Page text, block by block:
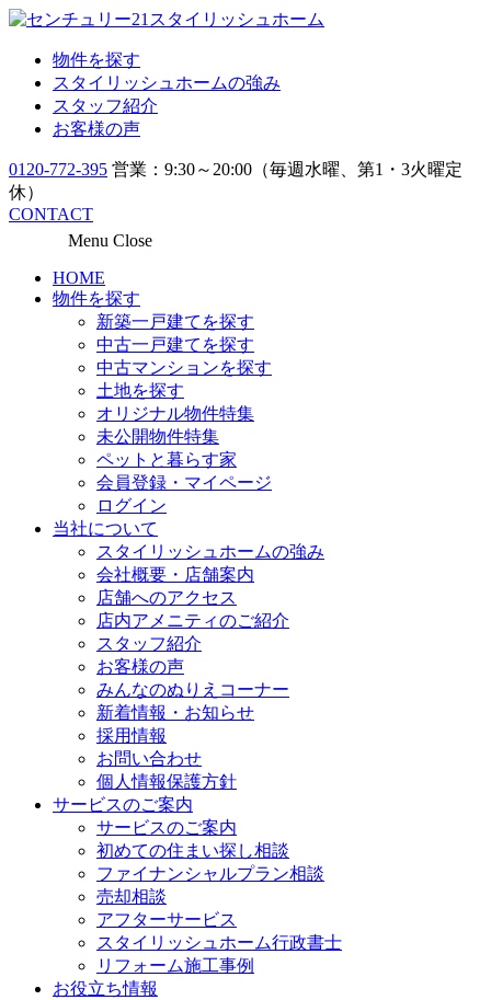
物件を探す
スタイリッシュホームの強み
スタッフ紹介
お客様の声
0120-772-395 営業：9:30～20:00（毎週水曜、第1・3火曜定
休）
CONTACT
Menu Close
HOME
物件を探す
新築一戸建てを探す
中古一戸建てを探す
中古マンションを探す
土地を探す
オリジナル物件特集
未公開物件特集
ペットと暮らす家
会員登録・マイページ
ログイン
当社について
スタイリッシュホームの強み
会社概要・店舗案内
店舗へのアクセス
店内アメニティのご紹介
スタッフ紹介
お客様の声
みんなのぬりえコーナー
新着情報・お知らせ
採用情報
お問い合わせ
個人情報保護方針
サービスのご案内
サービスのご案内
初めての住まい探し相談
ファイナンシャルプラン相談
売却相談
アフターサービス
スタイリッシュホーム行政書士
リフォーム施工事例
お役立ち情報